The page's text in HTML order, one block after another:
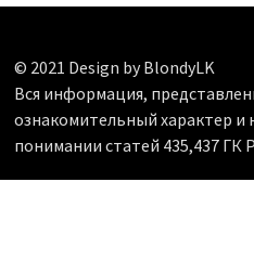
© 2021 Design by BlondyLK
Вся информация,
ознакомительный характер и
понимании статей 435,437 ГК